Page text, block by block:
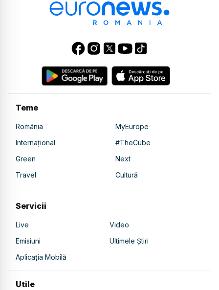
Teme
România
MyEurope
Internațional
#TheCube
Green
Next
Travel
Cultură
Servicii
Live
Video
Emisiuni
Ultimele Știri
Aplicația Mobilă
Utile